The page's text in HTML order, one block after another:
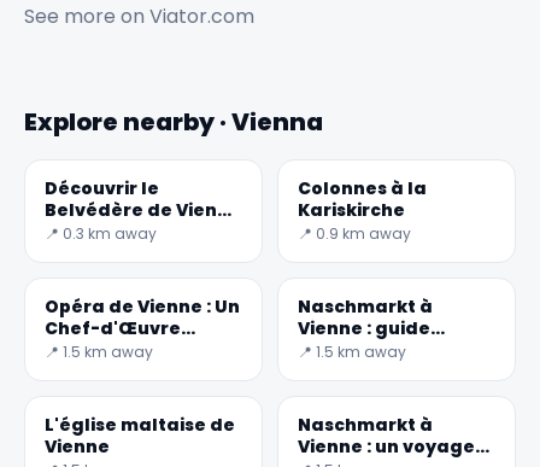
See more on Viator.com
Explore nearby · Vienna
Découvrir le
Belvédère de Vienne
: un trésor culturel
📍 0.3 km away
Colonnes à la
Kariskirche
📍 0.9 km away
Opéra de Vienne : Un
Chef-d'Œuvre
Culturel
📍 1.5 km away
Naschmarkt à
Vienne : guide
gastronomique du
📍 1.5 km away
L'église maltaise de
Vienne
Naschmarkt à
Vienne : un voyage
✕